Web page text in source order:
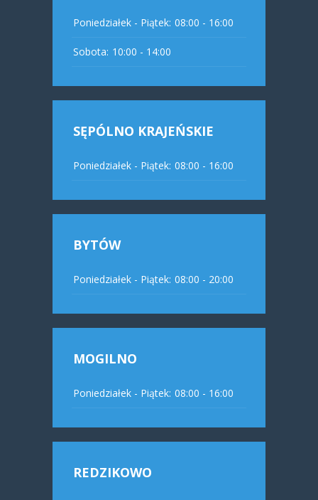
Poniedziałek - Piątek: 08:00 - 16:00
Sobota: 10:00 - 14:00
SĘPÓLNO KRAJEŃSKIE
Poniedziałek - Piątek: 08:00 - 16:00
BYTÓW
Poniedziałek - Piątek: 08:00 - 20:00
MOGILNO
Poniedziałek - Piątek: 08:00 - 16:00
REDZIKOWO